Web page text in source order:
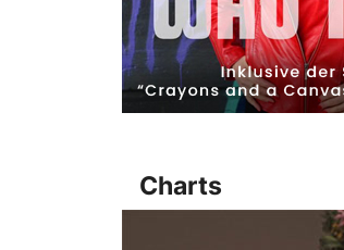
Charts